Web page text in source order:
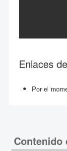
Enlaces
Por el
Contenido